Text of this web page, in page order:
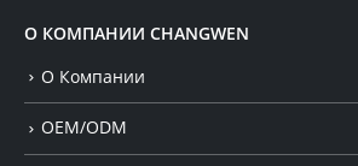
О КОМПАНИИ CHANGWEN
О Компании
OEM/ODM